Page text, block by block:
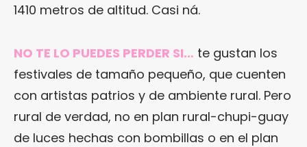
1410 metros de altitud. Casi ná.
NO TE LO PUEDES PERDER SI… te gustan los
festivales de tamaño pequeño, que cuenten
con artistas patrios y de ambiente rural. Pero
rural de verdad, no en plan rural-chupi-guay
de luces hechas con bombillas o en el plan